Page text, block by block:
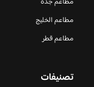
مطاعم الخليج
مطاعم قطر
تصنيفات